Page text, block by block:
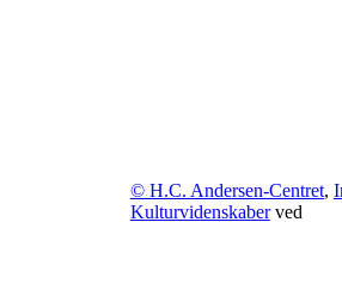
© H.C. Andersen-Centret,
Kulturvidenskaberved